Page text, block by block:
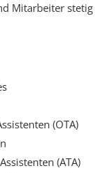
Mitarbeiter stetig
(OTA)
(ATA)